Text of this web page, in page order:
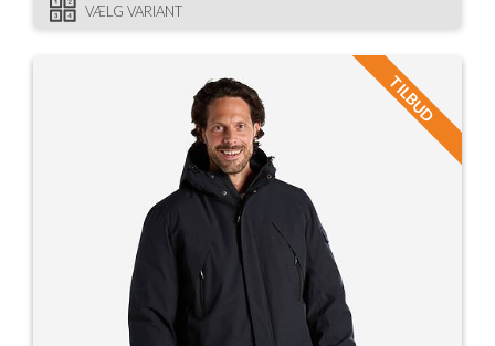
VÆLG VARIANT
TILBUD